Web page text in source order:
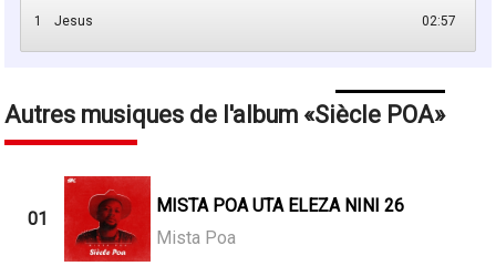
1 02:57
Jesus
Autres musiques de l'album Siècle POA
01
MISTA POA UTA ELEZA NINI 26
Mista Poa